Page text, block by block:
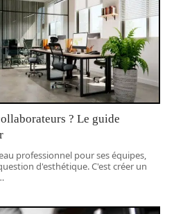
? Le guide
professionnel pour ses équipes,
d'esthétique. C'est créer un